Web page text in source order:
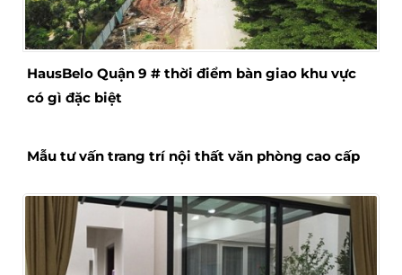
HausBelo Quận 9 # thời điểm bàn giao khu vực
có gì đặc biệt
Mẫu tư vấn trang trí nội thất văn phòng cao cấp